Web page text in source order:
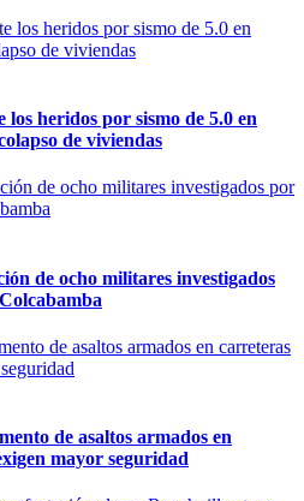
los heridos por sismo de 5.0 en
de viviendas
de ocho militares investigados
de asaltos armados en
mayor seguridad